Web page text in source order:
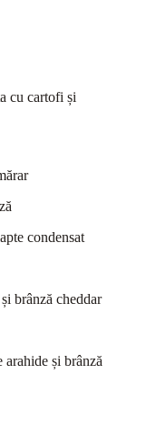
cu cartofi și
condensat
brânză cheddar
și brânză